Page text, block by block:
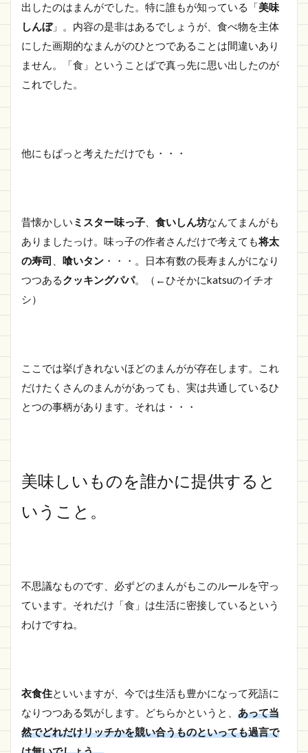
出したのはまんがでした。特に誰もが知っている「美味
しんぼ」。内容の是非はあるでしょうが、食べ物を主体
にした画期的なまんがのひとつであることは間違いあり
ません。「食」ということばで真っ先に思い出したのが
これでした。
他にもぱっと考えただけでも・・・
昔懐かしい ミスター味っ子 食いしん坊なんてまんがも
ありましたっけ。味っ子の作者さんだけで考えても将太
の寿司
喰いタン ・・・。日本有数の長寿まんがになり
つつあるクッキングパパ。（←ひそかにkatsuのイチオ
シ）
ここでは挙げきれないほどのまんがが存在します。これ
だけたくさんのまんががあっても、実は共通しているひ
とつの事柄があります。それは・・・
美味しいものを誰かに提供すると
いうこと。
不思議なものです、必ずどのまんがもこのルールを守っ
ています。それだけ「食」は生活に密接しているという
わけですね。
衣食住といいますが、今では生活も豊かになって死語に
なりつつある気がします。どちらかというと、 あって当
然でどれだけリッチかを競い合うものといっても過言で